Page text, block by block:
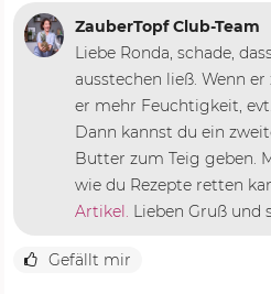
ZauberTopf Club-Team
Liebe Ronda, schade,
ausstechen ließ. Wenn
er mehr Feuchtigkeit,
Dann kannst du ein
Butter zum Teig geben.
wie du Rezepte retten
Artikel. Lieben Gruß und
Gefällt mir